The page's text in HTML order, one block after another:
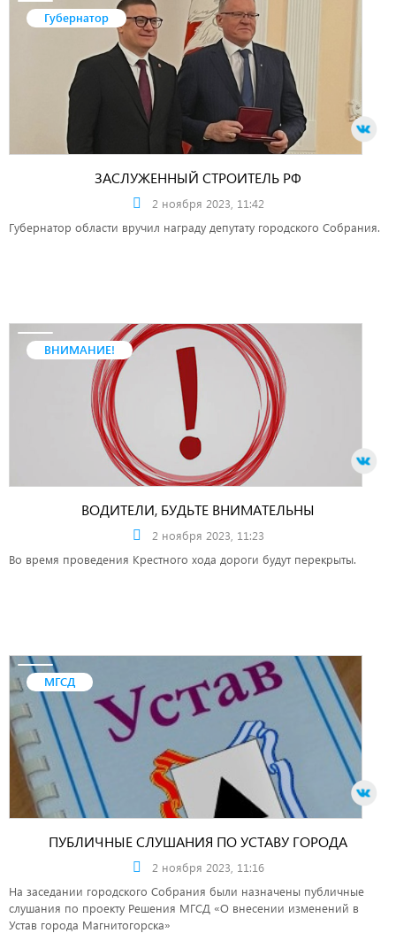
Губернатор
ЗАСЛУЖЕННЫЙ СТРОИТЕЛЬ РФ
2 ноября 2023, 11:42
Губернатор области вручил награду депутату городского Собрания.
ВНИМАНИЕ!
ВОДИТЕЛИ, БУДЬТЕ ВНИМАТЕЛЬНЫ
2 ноября 2023, 11:23
Во время проведения Крестного хода дороги будут перекрыты.
МГСД
ПУБЛИЧНЫЕ СЛУШАНИЯ ПО УСТАВУ ГОРОДА
2 ноября 2023, 11:16
На заседании городского Собрания были назначены публичные
слушания по проекту Решения МГСД «О внесении изменений в
Устав города Магнитогорска»